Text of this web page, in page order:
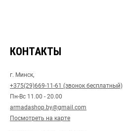
КОНТАКТЫ
г. Минск,
+375(29)669-11-61 (звонок бесплатный)
Пн-Вс 11.00 - 20.00
armadashop.by@gmail.com
Посмотреть на карте